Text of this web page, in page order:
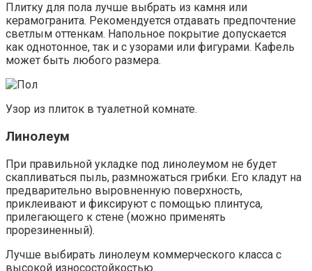
Плитку для пола лучше выбрать из камня или
керамогранита. Рекомендуется отдавать предпочтение
светлым оттенкам. Напольное покрытие допускается
как однотонное, так и с узорами или фигурами. Кафель
может быть любого размера.
Узор из плиток в туалетной комнате.
Линолеум
При правильной укладке под линолеумом не будет
скапливаться пыль, размножаться грибки. Его кладут на
предварительно выровненную поверхность,
приклеивают и фиксируют с помощью плинтуса,
прилегающего к стене (можно применять
прорезиненный).
Лучше выбирать линолеум коммерческого класса с
высокой износостойкостью.